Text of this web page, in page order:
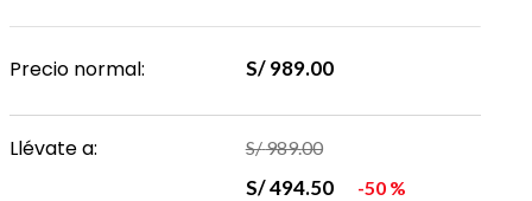
Precio normal: S/ 989.00
Llévate a: S/989.00
S/494.50 50 %